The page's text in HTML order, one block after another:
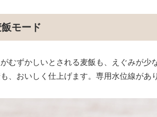
モード
むずかしいとされる麦飯も、えぐみが少
、おいしく仕上げます。専用水位線があ